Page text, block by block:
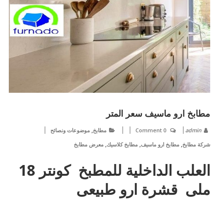
مطابخ ارو ماسيف سعر المتر
admin
0 Comment مطابخ, موضوعات ونصائح
شركة مطابخ, مطابخ ارو ماسيف, مطابخ كلاسيك, معرض مطابخ
العلب الداخلية للمطبخ كونتر 18
ملى قشرة ارو طبيعى